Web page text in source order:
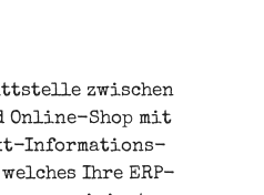
zwischen
Online-Shop mit
Informations-
Ihre ERP-